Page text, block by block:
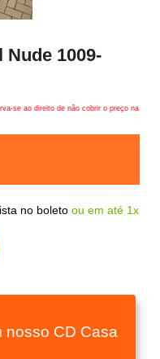
1009-
se ao direito de não cobrir o preço na
no boleto ou em até 1x
nosso CD Casa